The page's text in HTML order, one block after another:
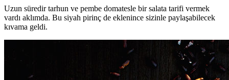
Uzun süredir tarhun ve pembe domatesle bir salata tarifi vermek
vardı aklımda. Bu siyah pirinç de eklenince sizinle paylaşabilecek
kıvama geldi.